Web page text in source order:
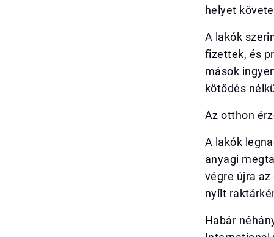
helyet
A lakók
fizettek, és
mások
kötődés
Az otthon
A lakók
anyagi
végre újra
nyílt
Habár